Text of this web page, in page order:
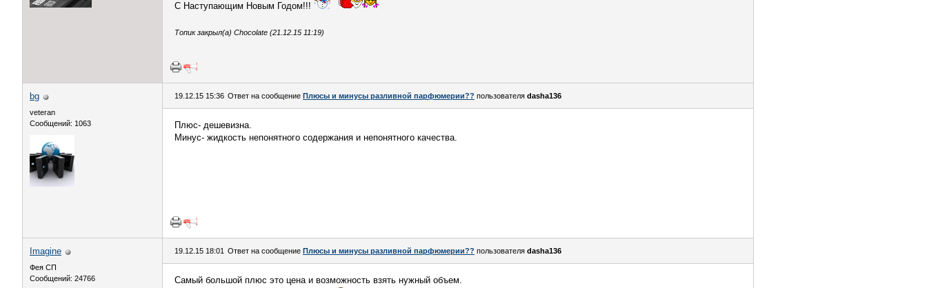
С Наступающим Новым Годом!!!
Топик закрыл(а) Chocolate (21.12.15 11:19)
bg
veteran
Сообщений: 1063
19.12.15 15:36 Ответ на сообщение Плюсы и минусы разливной парфюмерии?? пользователя dasha136
Плюс- дешевизна.
Минус- жидкость непонятного содержания и непонятного качества.
Imagine
Фея СП
Сообщений: 24766
19.12.15 18:01 Ответ на сообщение Плюсы и минусы разливной парфюмерии?? пользователя dasha136
Самый большой плюс это цена и возможность взять нужный объем.